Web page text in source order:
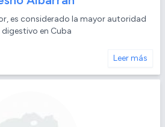
es considerado la mayor autoridad
en Cuba
Leer más